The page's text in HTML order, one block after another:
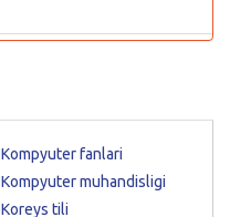
Kompyuter fanlari
Kompyuter muhandisligi
Koreys tili